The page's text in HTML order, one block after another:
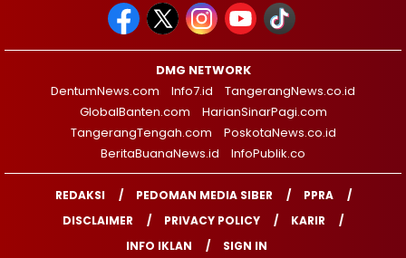
DMG NETWORK
DentumNews.com
Info7.id
TangerangNews.co.id
GlobalBanten.com
HarianSinarPagi.com
TangerangTengah.com
PoskotaNews.co.id
BeritaBuanaNews.id
InfoPublik.co
REDAKSI PEDOMAN MEDIA SIBER
PPRA
DISCLAIMER
PRIVACY POLICY
KARIR
INFO IKLAN
SIGN IN